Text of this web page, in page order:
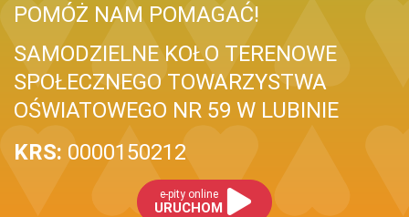
POMÓŻ NAM POMAGAĆ!
SAMODZIELNE KOŁO TERENOWE
SPOŁECZNEGO TOWARZYSTWA
OŚWIATOWEGO NR 59 W LUBINIE
KRS: 0000150212
e-pity online
URUCHOM